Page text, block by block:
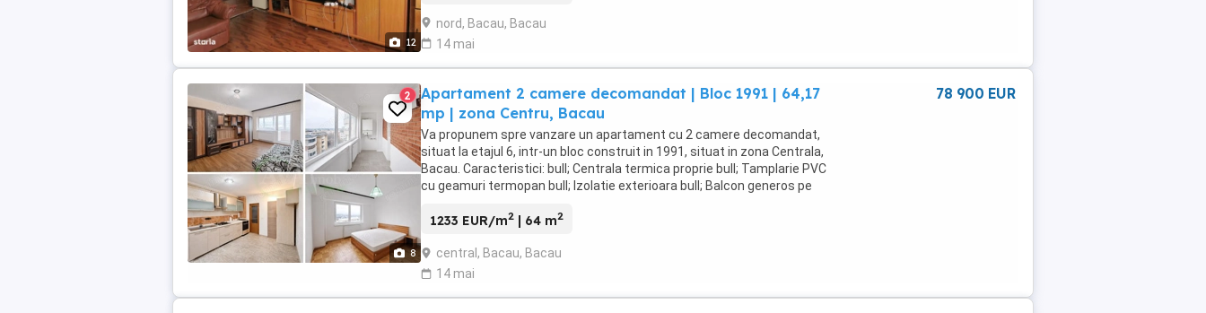
12
nord, Bacau, Bacau
14 mai
8
2
Apartament 2 camere decomandat | Bloc 1991 | 64,17
mp | zona Centru, Bacau
Va propunem spre vanzare un apartament cu 2 camere decomandat,
situat la etajul 6, intr-un bloc construit in 1991, situat in zona Centrala,
Bacau. Caracteristici: bull; Centrala termica proprie bull; Tamplarie PVC
cu geamuri termopan bull; Izolatie exterioara bull; Balcon generos pe
1233 EUR/m2 | 64 m2
central, Bacau, Bacau
14 mai
78 900 EUR